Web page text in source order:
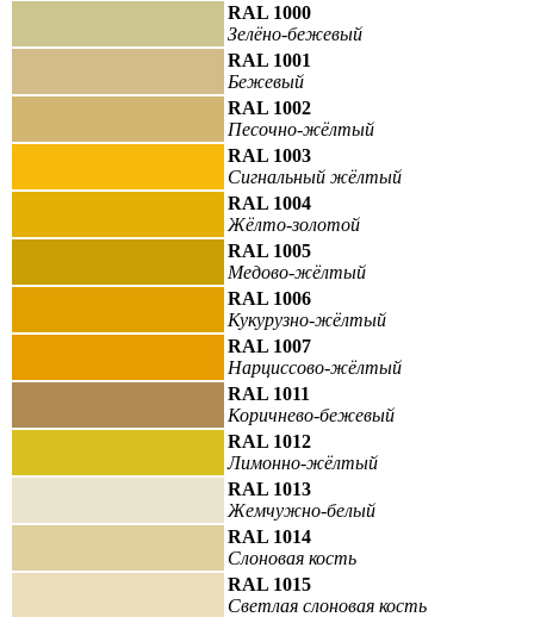
RAL 1000
Зелёно-бежевый
RAL 1001
Бежевый
RAL 1002
Песочно-жёлтый
RAL 1003
Сигнальный жёлтый
RAL 1004
Жёлто-золотой
RAL 1005
Медово-жёлтый
RAL 1006
Кукурузно-жёлтый
RAL 1007
Нарциссово-жёлтый
RAL 1011
Коричнево-бежевый
RAL 1012
Лимонно-жёлтый
RAL 1013
Жемчужно-белый
RAL 1014
Слоновая кость
RAL 1015
Светлая слоновая кость